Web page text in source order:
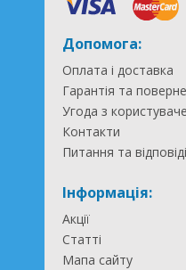
Допомога:
Оплата і доставка
Гарантія та
Угода з
Контакти
Питання та відповіді
Інформація:
Акції
Статті
Мапа сайту